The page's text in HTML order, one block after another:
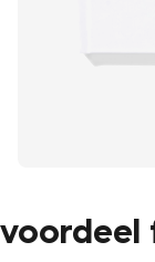
voordeel